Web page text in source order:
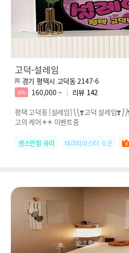
고덕-설레임
경기 평택시 고덕동 2147-6
6% 160,000 ~ 리뷰 142
평택 고덕동 [설레임] ⎝⎝❣️고덕 설레임
고의 케어✴️✴️ 이벤트중
센스만점 유리 테라피마스터 소은